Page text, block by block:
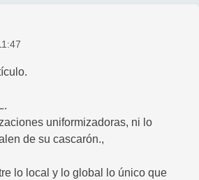
uniformizadoras, ni lo
de su cascarón.,
lo local y lo global lo único que